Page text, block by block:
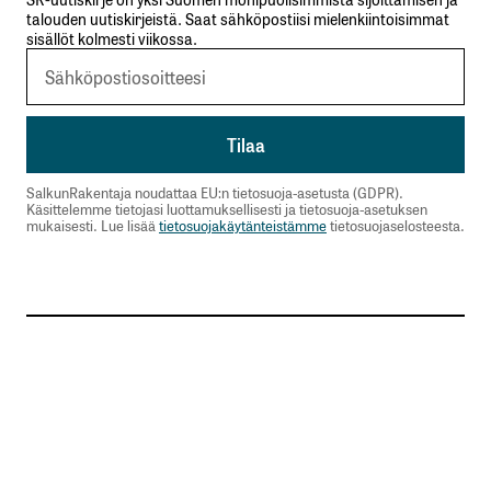
talouden uutiskirjeistä. Saat sähköpostiisi mielenkiintoisimmat
sisällöt kolmesti viikossa.
SalkunRakentaja noudattaa EU:n tietosuoja-asetusta (GDPR).
Käsittelemme tietojasi luottamuksellisesti ja tietosuoja-asetuksen
mukaisesti. Lue lisäätietosuojakäytänteistämmetietosuojaselosteesta.